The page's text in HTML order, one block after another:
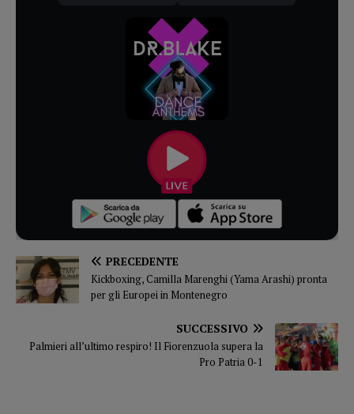
PRECEDENTE
Kickboxing, Camilla Marenghi (Yama Arashi) pronta
per gli Europei in Montenegro
SUCCESSIVO
Palmieri all’ultimo respiro! Il Fiorenzuola supera la
Pro Patria 0-1